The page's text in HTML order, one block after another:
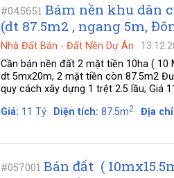
#045651 Bám nền khu dân
(dt 87.5m2 , ngang 5m,
Nhà Đất Bán - Đất Nền Dự Án
Cần bán nền đất 2 mặt tiền 10ha ( 10
dt 5mx20m, 2 mặt tiền còn 87.5m2
quy cách xây dựng 1 trệt 2.5 lầu; Giá
Giá: 11 Tỷ Diện tích: 87.5m2 Địa
#057001 Bán đất (